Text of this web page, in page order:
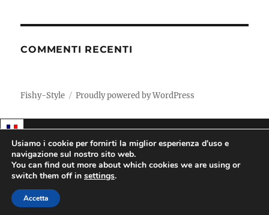
COMMENTI RECENTI
Fishy-Style Proudly powered by WordPress
Usiamo i cookie per fornirti la miglior esperienza d'uso e
navigazione sul nostro sito web.
You can find out more about which cookies we are using or
switch them off in settings.
Accetta